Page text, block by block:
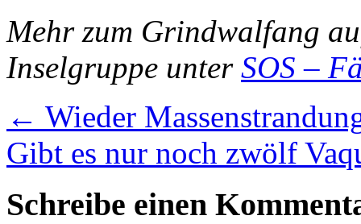
Mehr zum Grindwalfang
Inselgruppe unter SOS –
← Wieder
Gibt es nur noch zwölf
Schreibe einen